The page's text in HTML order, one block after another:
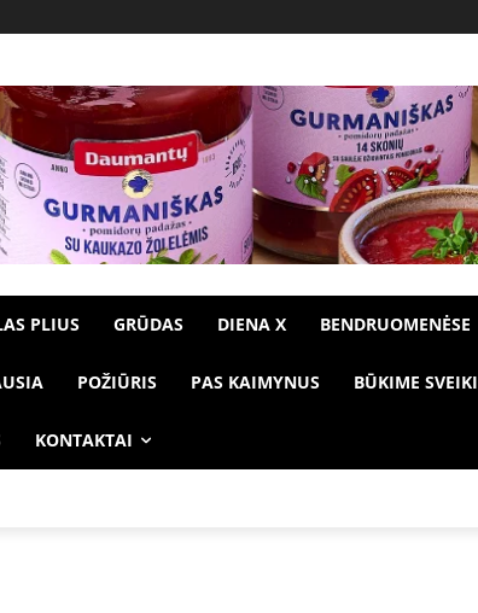
PLIUS GRŪDAS DIENA X BENDRUOMENĖSE
POŽIŪRIS PAS KAIMYNUS BŪKIME SVEIKI
KONTAKTAI